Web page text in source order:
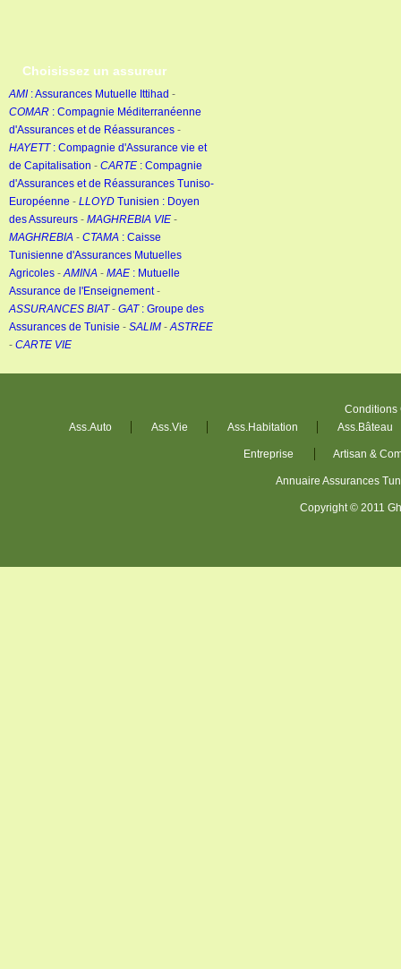
Choisissez un assureur
AMI: Assurances Mutuelle Ittihad -
COMAR : Compagnie Méditerranéenne
d'Assurances et de Réassurances -
HAYETT: Compagnie d'Assurance vie et
de Capitalisation - CARTE : Compagnie
d'Assurances et de Réassurances Tuniso-
Européenne - LLOYD Tunisien : Doyen
des Assureurs - MAGHREBIA VIE -
MAGHREBIA - CTAMA : Caisse
Tunisienne d'Assurances Mutuelles
Agricoles -AMINA - MAE : Mutuelle
Assurance de l'Enseignement-
ASSURANCES BIAT- GAT: Groupe des
Assurances de Tunisie - SALIM -ASTREE
- CARTE VIE
Conditions
Ass.Auto
Ass.Vie Ass.Habitation Ass.Bâteau
Entreprise Artisan &
Annuaire Assurances
Copyright © 2011